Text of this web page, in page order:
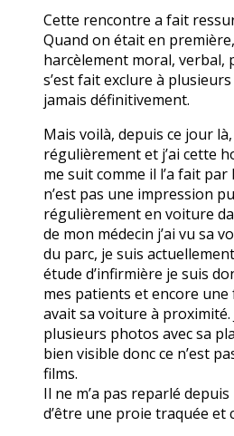
Cette rencontre a fait
Quand on était en
harcèlement moral, verbal,
s’est fait exclure à
jamais définitivement.
Mais voilà, depuis ce jour
régulièrement et j’ai cette
me suit comme il l’a fait
n’est pas une impression
régulièrement en voiture
de mon médecin j’ai vu sa
du parc, je suis
étude d’infirmière je suis
mes patients et encore
avait sa voiture à proximité.
plusieurs photos avec sa
bien visible donc ce n’est
films.
Il ne m’a pas reparlé depuis
d’être une proie traquée et